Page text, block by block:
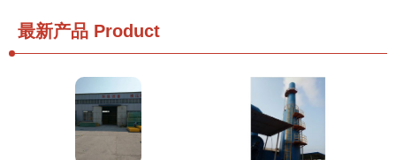
最新产品 Product